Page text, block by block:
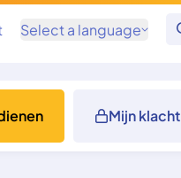
Select a language
Mijn klacht